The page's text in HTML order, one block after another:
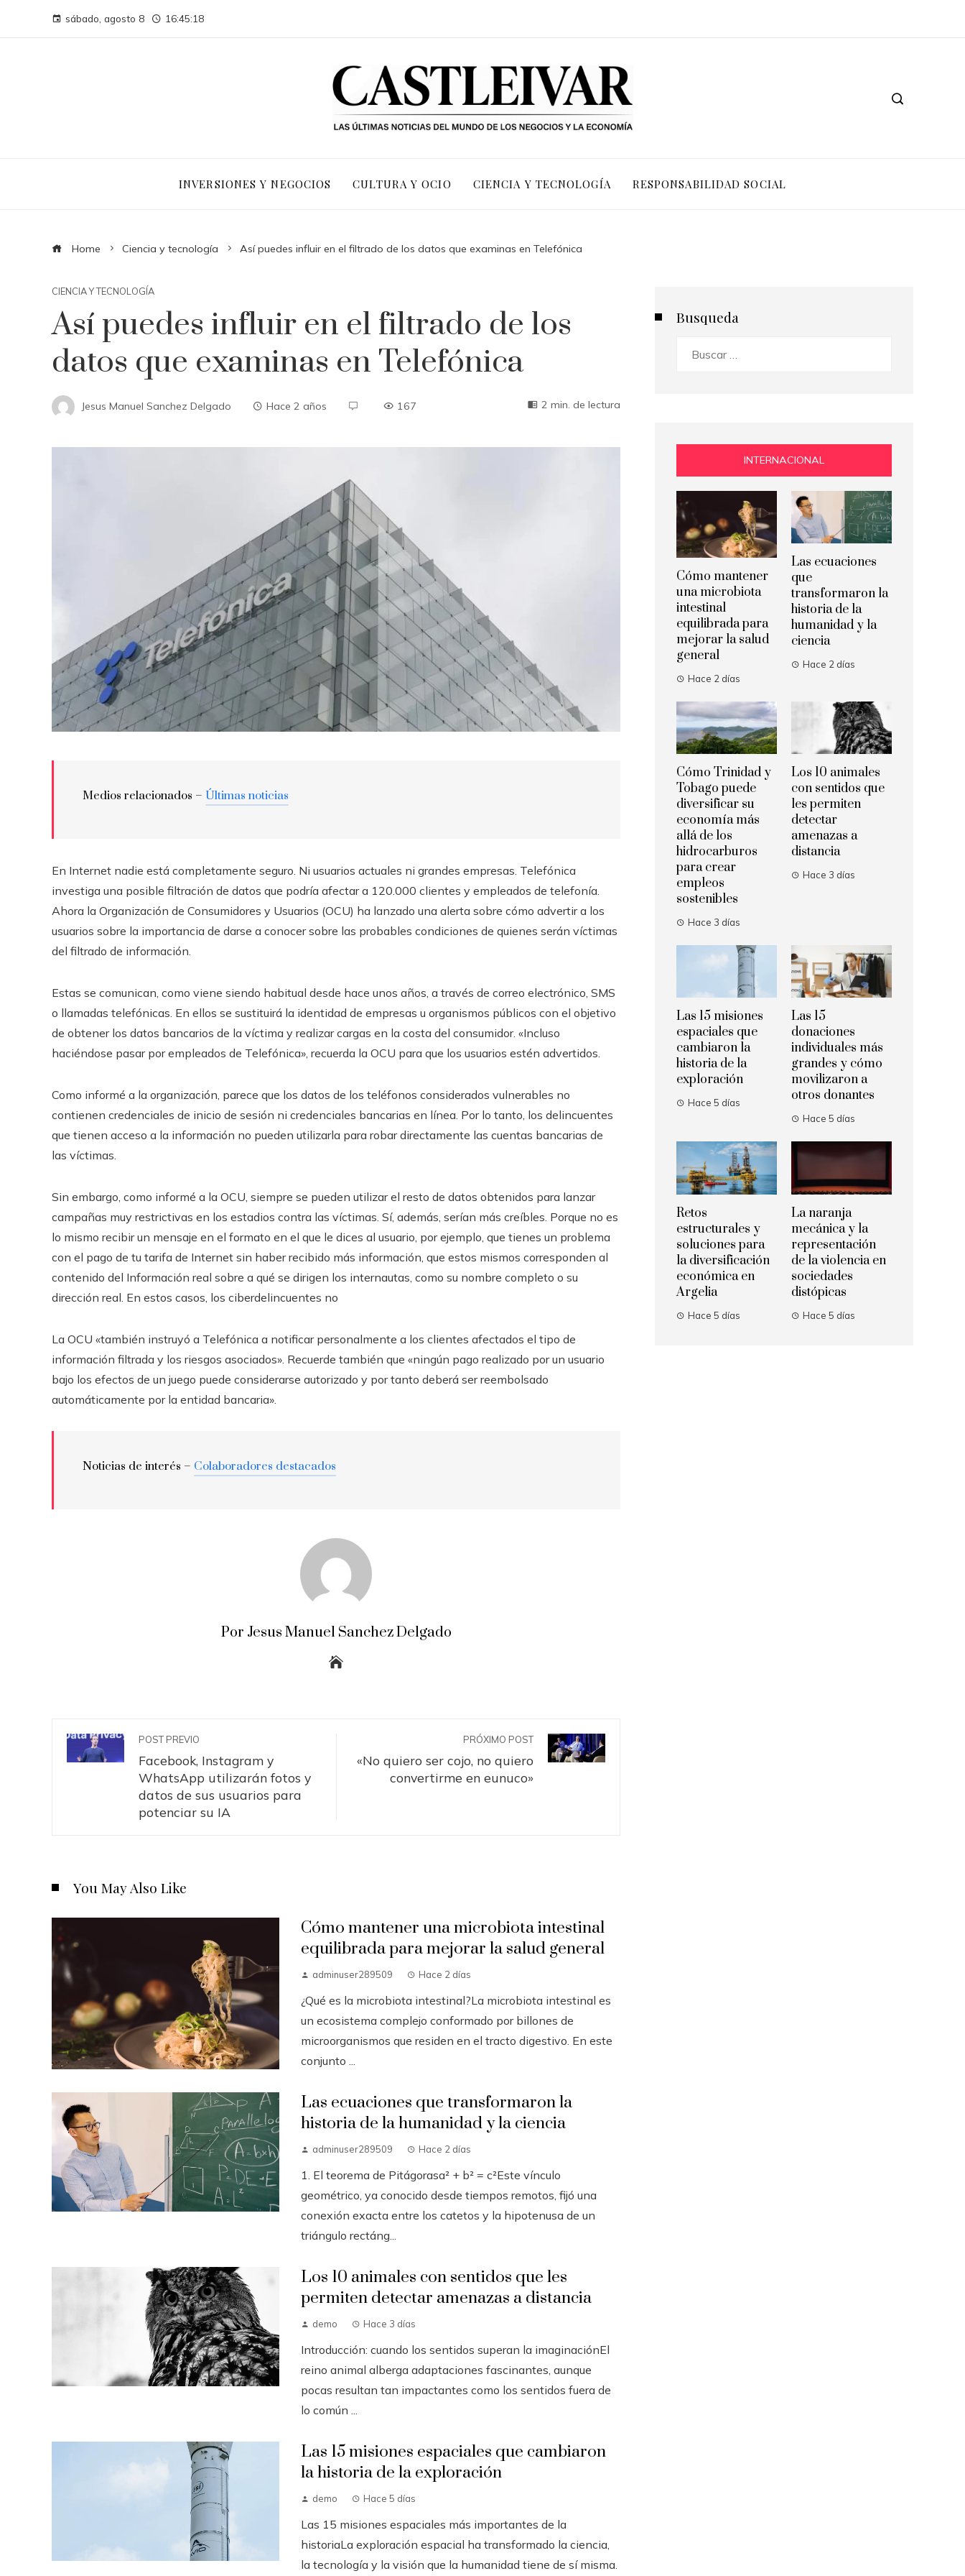
sábado, agosto 8 16:45:19
INVERSIONES Y NEGOCIOS CULTURA Y OCIO CIENCIA Y TECNOLOGÍA RESPONSABILIDAD SOCIAL
Home Ciencia y tecnología Así puedes influir en el filtrado de los datos que examinas en Telefónica
CIENCIA Y TECNOLOGÍA
Así puedes influir en el filtrado de los
datos que examinas en Telefónica
Jesus Manuel Sanchez Delgado Hace 2 años 167 2 min. de lectura
Medios relacionados – Últimas noticias
En Internet nadie está completamente seguro. Ni usuarios actuales ni grandes empresas. Telefónica
investiga una posible filtración de datos que podría afectar a 120.000 clientes y empleados de telefonía.
Ahora la Organización de Consumidores y Usuarios (OCU) ha lanzado una alerta sobre cómo advertir a los
usuarios sobre la importancia de darse a conocer sobre las probables condiciones de quienes serán víctimas
del filtrado de información.
Estas se comunican, como viene siendo habitual desde hace unos años, a través de correo electrónico, SMS
o llamadas telefónicas. En ellos se sustituirá la identidad de empresas u organismos públicos con el objetivo
de obtener los datos bancarios de la víctima y realizar cargas en la costa del consumidor. «Incluso
haciéndose pasar por empleados de Telefónica», recuerda la OCU para que los usuarios estén advertidos.
Como informé a la organización, parece que los datos de los teléfonos considerados vulnerables no
contienen credenciales de inicio de sesión ni credenciales bancarias en línea. Por lo tanto, los delincuentes
que tienen acceso a la información no pueden utilizarla para robar directamente las cuentas bancarias de
las víctimas.
Sin embargo, como informé a la OCU, siempre se pueden utilizar el resto de datos obtenidos para lanzar
campañas muy restrictivas en los estadios contra las víctimas. Sí, además, serían más creíbles. Porque no es
lo mismo recibir un mensaje en el formato en el que le dices al usuario, por ejemplo, que tienes un problema
con el pago de tu tarifa de Internet sin haber recibido más información, que estos mismos corresponden al
contenido del Información real sobre a qué se dirigen los internautas, como su nombre completo o su
dirección real. En estos casos, los ciberdelincuentes no
La OCU «también instruyó a Telefónica a notificar personalmente a los clientes afectados el tipo de
información filtrada y los riesgos asociados». Recuerde también que «ningún pago realizado por un usuario
bajo los efectos de un juego puede considerarse autorizado y por tanto deberá ser reembolsado
automáticamente por la entidad bancaria».
Noticias de interés – Colaboradores destacados
Por Jesus Manuel Sanchez Delgado
POST PREVIO
Facebook, Instagram y
WhatsApp utilizarán fotos y
datos de sus usuarios para
potenciar su IA
PRÓXIMO POST
«No quiero ser cojo, no quiero
convertirme en eunuco»
You May Also Like
Cómo mantener una microbiota intestinal
equilibrada para mejorar la salud general
adminuser289509 Hace 2 días
¿Qué es la microbiota intestinal?La microbiota intestinal es
un ecosistema complejo conformado por billones de
microorganismos que residen en el tracto digestivo. En este
conjunto ...
Las ecuaciones que transformaron la
historia de la humanidad y la ciencia
adminuser289509 Hace 2 días
1. El teorema de Pitágorasa² + b² = c²Este vínculo
geométrico, ya conocido desde tiempos remotos, fijó una
conexión exacta entre los catetos y la hipotenusa de un
triángulo rectáng...
Los 10 animales con sentidos que les
permiten detectar amenazas a distancia
demo Hace 3 días
Introducción: cuando los sentidos superan la imaginaciónEl
reino animal alberga adaptaciones fascinantes, aunque
pocas resultan tan impactantes como los sentidos fuera de
lo común ...
Las 15 misiones espaciales que cambiaron
la historia de la exploración
demo Hace 5 días
Las 15 misiones espaciales más importantes de la
historiaLa exploración espacial ha transformado la ciencia,
la tecnología y la visión que la humanidad tiene de sí misma.
Busqueda
INTERNACIONAL
Cómo mantener
una microbiota
intestinal
equilibrada para
mejorar la salud
general
Hace 2 días
Las ecuaciones
que
transformaron la
historia de la
humanidad y la
ciencia
Hace 2 días
Cómo Trinidad y
Tobago puede
diversificar su
economía más
allá de los
hidrocarburos
para crear
empleos
sostenibles
Hace 3 días
Los 10 animales
con sentidos que
les permiten
detectar
amenazas a
distancia
Hace 3 días
Las 15 misiones
espaciales que
cambiaron la
historia de la
exploración
Hace 5 días
Las 15
donaciones
individuales más
grandes y cómo
movilizaron a
otros donantes
Hace 5 días
Retos
estructurales y
soluciones para
la diversificación
económica en
Argelia
Hace 5 días
La naranja
mecánica y la
representación
de la violencia en
sociedades
distópicas
Hace 5 días